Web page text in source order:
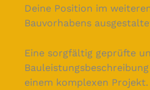
Deine Position im
Bauvorhabens
Eine sorgfältig geprüfte
einem komplexen